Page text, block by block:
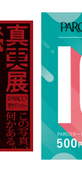
ニュース
レストラン・カ
TAX FREE
PARCOメンバーズ
JP
한국어
ภาษาไทย
日本語